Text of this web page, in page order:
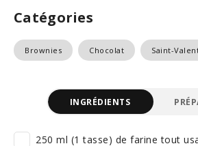
Catégories
Brownies Chocolat Saint-
INGRÉDIENTS
250 ml (1 tasse) de farine tout